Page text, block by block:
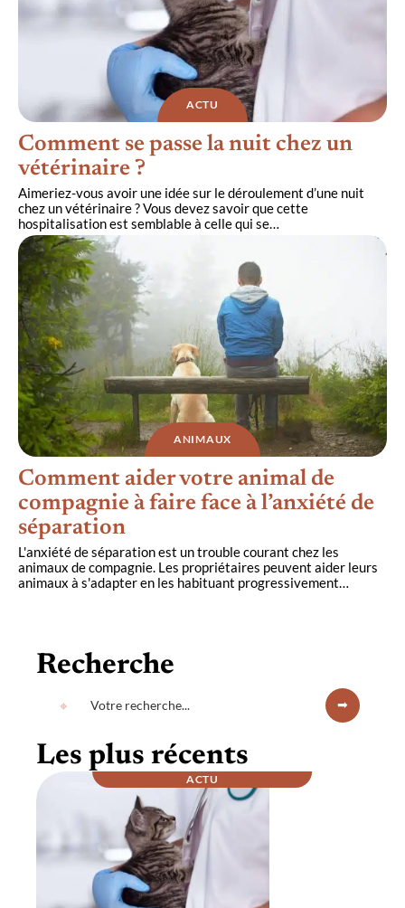
ACTU
Comment se passe la nuit chez un
vétérinaire ?
Aimeriez-vous avoir une idée sur le déroulement d’une nuit
chez un vétérinaire ? Vous devez savoir que cette
hospitalisation est semblable à celle qui se…
ANIMAUX
Comment aider votre animal de
compagnie à faire face à l’anxiété de
séparation
L'anxiété de séparation est un trouble courant chez les
animaux de compagnie. Les propriétaires peuvent aider leurs
animaux à s'adapter en les habituant progressivement
Recherche
Les plus récents
ACTU